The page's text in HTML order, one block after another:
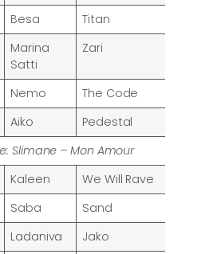
Besa
Titan
Marina
Satti
Zari
Nemo
The Code
Aiko
Pedestal
Slimane – Mon Amour
Kaleen
We Will Rave
Saba
Sand
Ladaniva
Jako